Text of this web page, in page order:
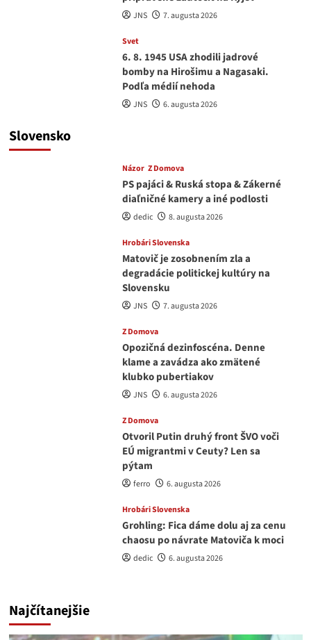
JNS 7. augusta 2026
Svet
6. 8. 1945 USA zhodili jadrové
bomby na Hirošimu a Nagasaki.
Podľa médií nehoda
JNS 6. augusta 2026
Slovensko
Názor Z Domova
PS pajáci & Ruská stopa & Zákerné
diaľničné kamery a iné podlosti
dedic 8. augusta 2026
Hrobári Slovenska
Matovič je zosobnením zla a
degradácie politickej kultúry na
Slovensku
JNS 7. augusta 2026
Z Domova
Opozičná dezinfoscéna. Denne
klame a zavádza ako zmätené
klubko pubertiakov
JNS 6. augusta 2026
Z Domova
Otvoril Putin druhý front ŠVO voči
EÚ migrantmi v Ceuty? Len sa
pýtam
ferro 6. augusta 2026
Hrobári Slovenska
Grohling: Fica dáme dolu aj za cenu
chaosu po návrate Matoviča k moci
dedic 6. augusta 2026
Najčítanejšie